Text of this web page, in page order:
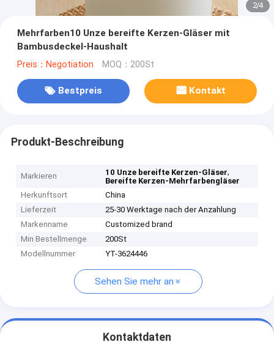
2/4
Mehrfarben10 Unze bereifte Kerzen-Gläser mit
Bambusdeckel-Haushalt
Preis：Negotiation MOQ：200St
Bestpreis Kontakt
Produkt-Beschreibung
Markieren 10 Unze bereifte Kerzen-Gläser,
Bereifte Kerzen-Mehrfarbengläser
Herkunftsort
China
Lieferzeit
25-30 Werktage nach der Anzahlung
Markenname
Customized brand
Min Bestellmenge
200St
Modellnummer
YT-3624446
Sehen Sie mehr an
Kontaktdaten